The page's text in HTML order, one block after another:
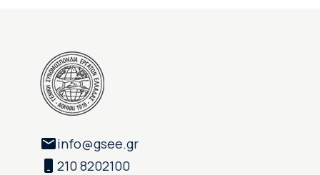
info@gsee.gr
210 8202100